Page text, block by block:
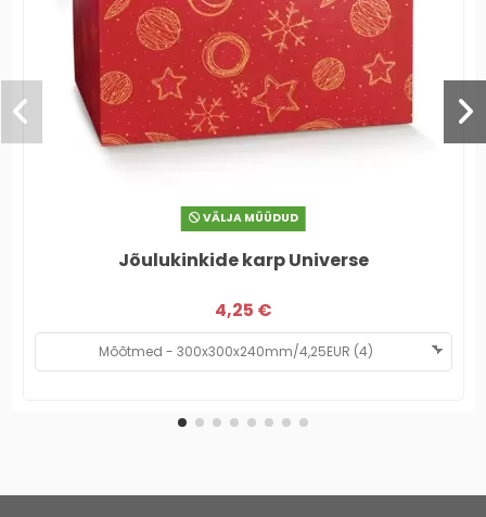
VÄLJA MÜÜDUD
Jõulukinkide karp Universe
4,25 €